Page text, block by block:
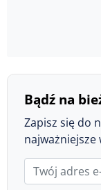
Bądź na
Zapisz się do